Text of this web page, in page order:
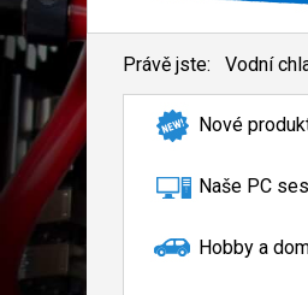
Právě jste: Vodní
Nové
Naše PC
Hobby a